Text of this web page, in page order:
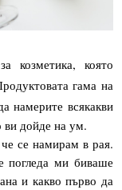
козметика, която
гама на
намерите всякакви
ви дойде на ум.
се намирам в рая.
погледа ми биваше
и какво първо да